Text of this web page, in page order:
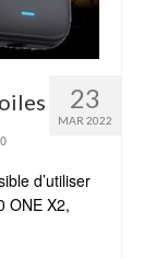
23
MAR 2022
d’utiliser
ONE X2,